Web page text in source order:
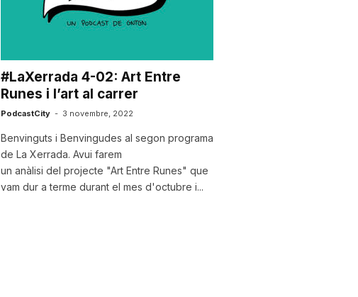
#LaXerrada 4-02: Art Entre
Runes i l’art al carrer
PodcastCity - 3 novembre, 2022
Benvinguts i Benvingudes al segon programa
de La Xerrada. Avui farem
un anàlisi del projecte "Art Entre Runes" que
vam dur a terme durant el mes d'octubre i...